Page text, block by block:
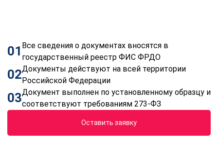
01 Все сведения о документах вносятся в
государственный реестр ФИС ФРДО
02Документы действуют на всей территории
Российской Федерации
03Документ выполнен по установленному образцу и
соответствуют требованиям 273-ФЗ
Оставить заявку